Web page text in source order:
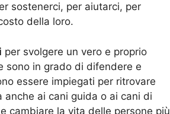
sostenerci, per aiutarci, per
della loro.
per svolgere un vero e proprio
sono in grado di difendere e
essere impiegati per ritrovare
ai cani guida o ai cani di
cambiare la vita delle persone più